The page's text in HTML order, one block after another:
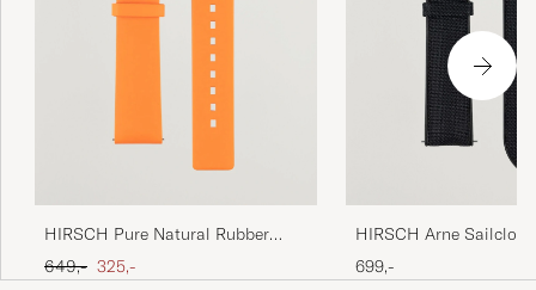
HIRSCH Pure Natural Rubber
Watch Strap Orange
Ordinary pris
649,- Nedsat pris
325,-
HIRSCH Arne
Performance Watch
699,-